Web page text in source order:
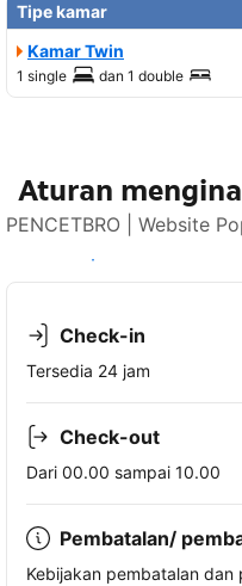
Tipe kamar
Kamar Twin
1 single dan 1 double
Aturan
PENCETBRO | Website
Lihat ketersediaan
Check-in
Tersedia 24 jam
Check-out
Dari 00.00 sampai 10.00
Pembatalan/
Kebijakan pembatalan